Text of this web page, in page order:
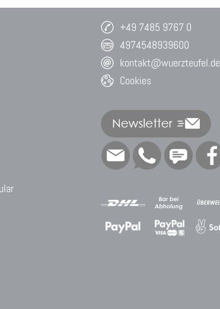
+49 7485 9767 0
4974548939600
kontakt@wuerzteufel.de
Cookies